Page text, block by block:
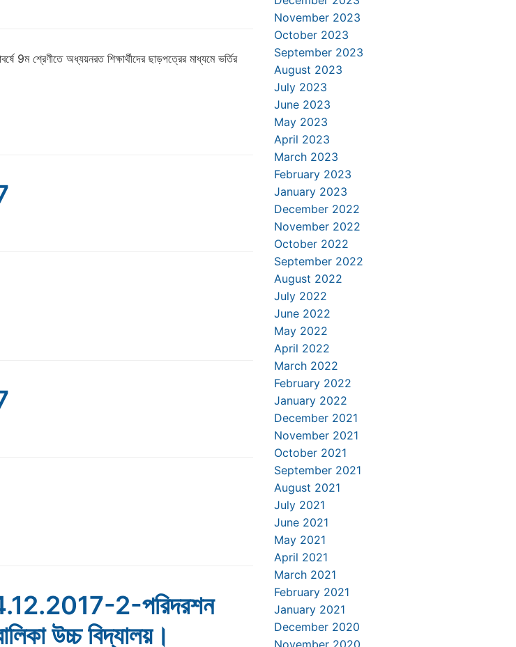
শ্রেণীতে অধ্যয়নরত শিক্ষার্থীদের ছাড়পত্রের মাধ্যমে ভর্তির
2-পরিদরশন
উচ্চ বিদ্যালয়।
November 2023
October 2023
September 2023
August 2023
July 2023
June 2023
May 2023
April 2023
March 2023
February 2023
January 2023
December 2022
November 2022
October 2022
September 2022
August 2022
July 2022
June 2022
May 2022
April 2022
March 2022
February 2022
January 2022
December 2021
November 2021
October 2021
September 2021
August 2021
July 2021
June 2021
May 2021
April 2021
March 2021
February 2021
January 2021
December 2020
November 2020